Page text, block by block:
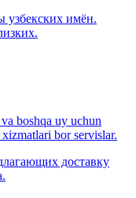
имён.
boshqa uy uchun
bor servislar.
доставку